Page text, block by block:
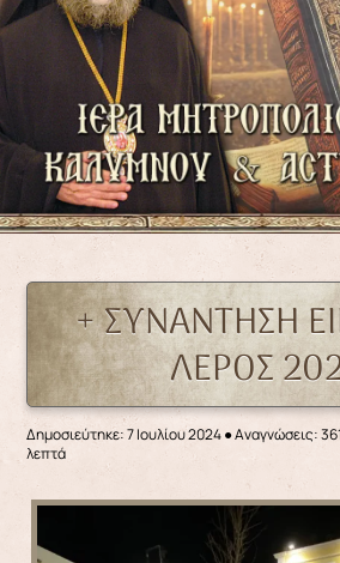
+ ΣΥΝΑΝΤΗΣΗ
ΛΕΡΟΣ
Δημοσιεύτηκε: 7 Ιουλίου 2024●Αναγνώσεις:
λεπτά